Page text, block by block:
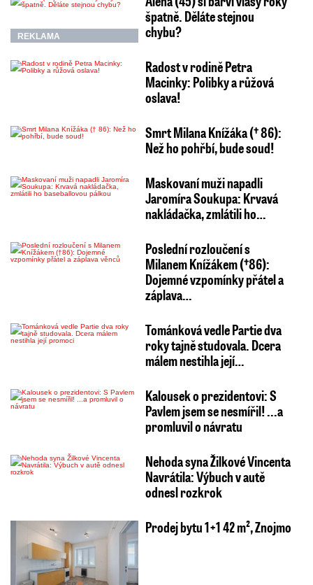
REKLAMA
špatně. Děláte stejnou
chybu?
Radost v rodině Petra
Macinky: Polibky a růžová
oslava!
Smrt Milana Knížáka († 86):
Než ho pohřbí, bude soud!
Maskovaní muži napadli
Jaromíra Soukupa: Krvavá
nakládačka, zmlátili ho…
Poslední rozloučení s
Milanem Knížákem (†86):
Dojemné vzpomínky přátel a
záplava…
Tománková vedle Partie dva
roky tajně studovala. Dcera
málem nestihla její…
Kalousek o prezidentovi: S
Pavlem jsem se nesmířil! ...a
promluvil o návratu
Nehoda syna Žilkové Vincenta
Navrátila: Výbuch v autě
odnesl rozkrok
Prodej bytu 1+1 42 m², Znojmo